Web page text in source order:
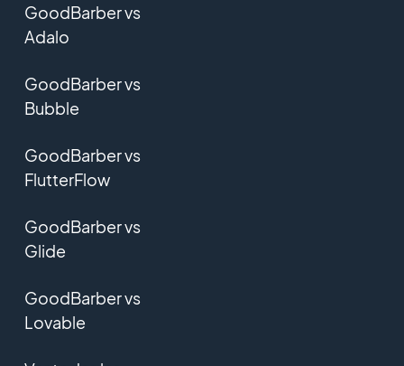
GoodBarber vs
Adalo
GoodBarber vs
Bubble
GoodBarber vs
FlutterFlow
GoodBarber vs
Glide
GoodBarber vs
Lovable